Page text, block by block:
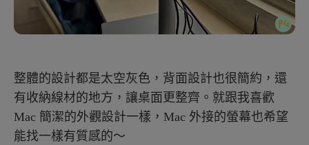
整體的設計都是太空灰色，背面設計也很簡約，還
有收納線材的地方，讓桌面更整齊。就跟我喜歡
Mac 簡潔的外觀設計一樣，Mac 外接的螢幕也希望
能找一樣有質感的～